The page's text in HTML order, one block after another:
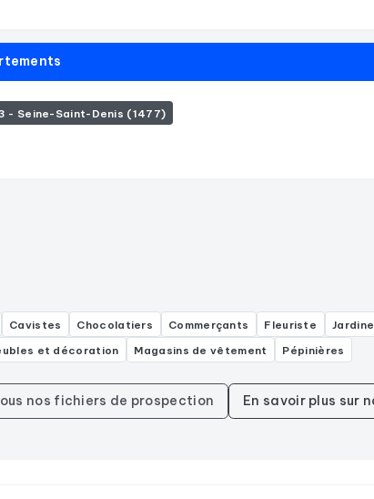
- Seine-Saint-Denis (1477)
Cavistes Chocolatiers Commerçants Fleuriste
et décoration Magasins de vêtement Pépinières
nos fichiers de prospection En savoir plus sur